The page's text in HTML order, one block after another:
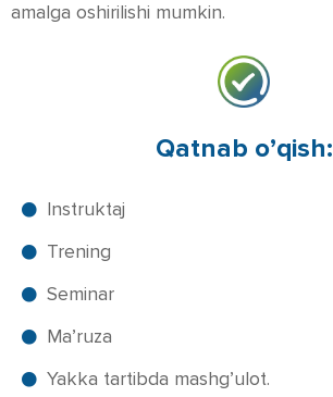
amalga oshirilishi mumkin.
Qatnab o’qish:
Instruktaj
Trening
Seminar
Ma’ruza
Yakka tartibda mashg’ulot.